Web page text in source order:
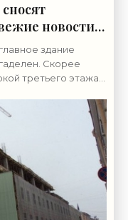
новости
здание
Скорее
третьего этажа.